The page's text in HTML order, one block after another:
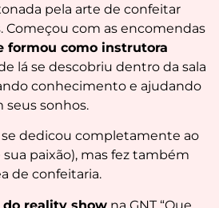
pela arte de confeitar
Começou com as encomendas
formou como instrutora
lá se descobriu dentro da sala
conhecimento e ajudando
seus sonhos.
dedicou completamente ao
sua paixão), mas fez também
de confeitaria.